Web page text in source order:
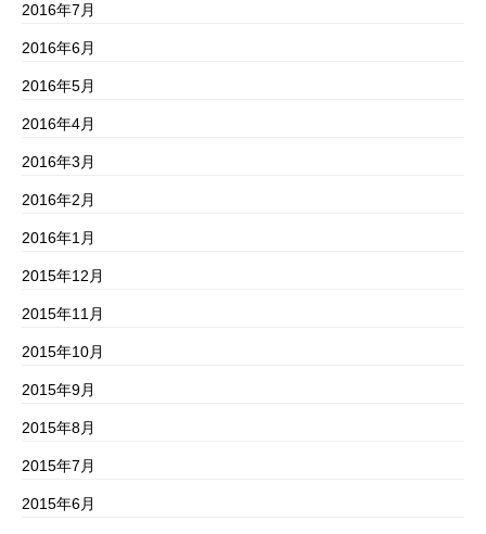
2016年7月
2016年6月
2016年5月
2016年4月
2016年3月
2016年2月
2016年1月
2015年12月
2015年11月
2015年10月
2015年9月
2015年8月
2015年7月
2015年6月